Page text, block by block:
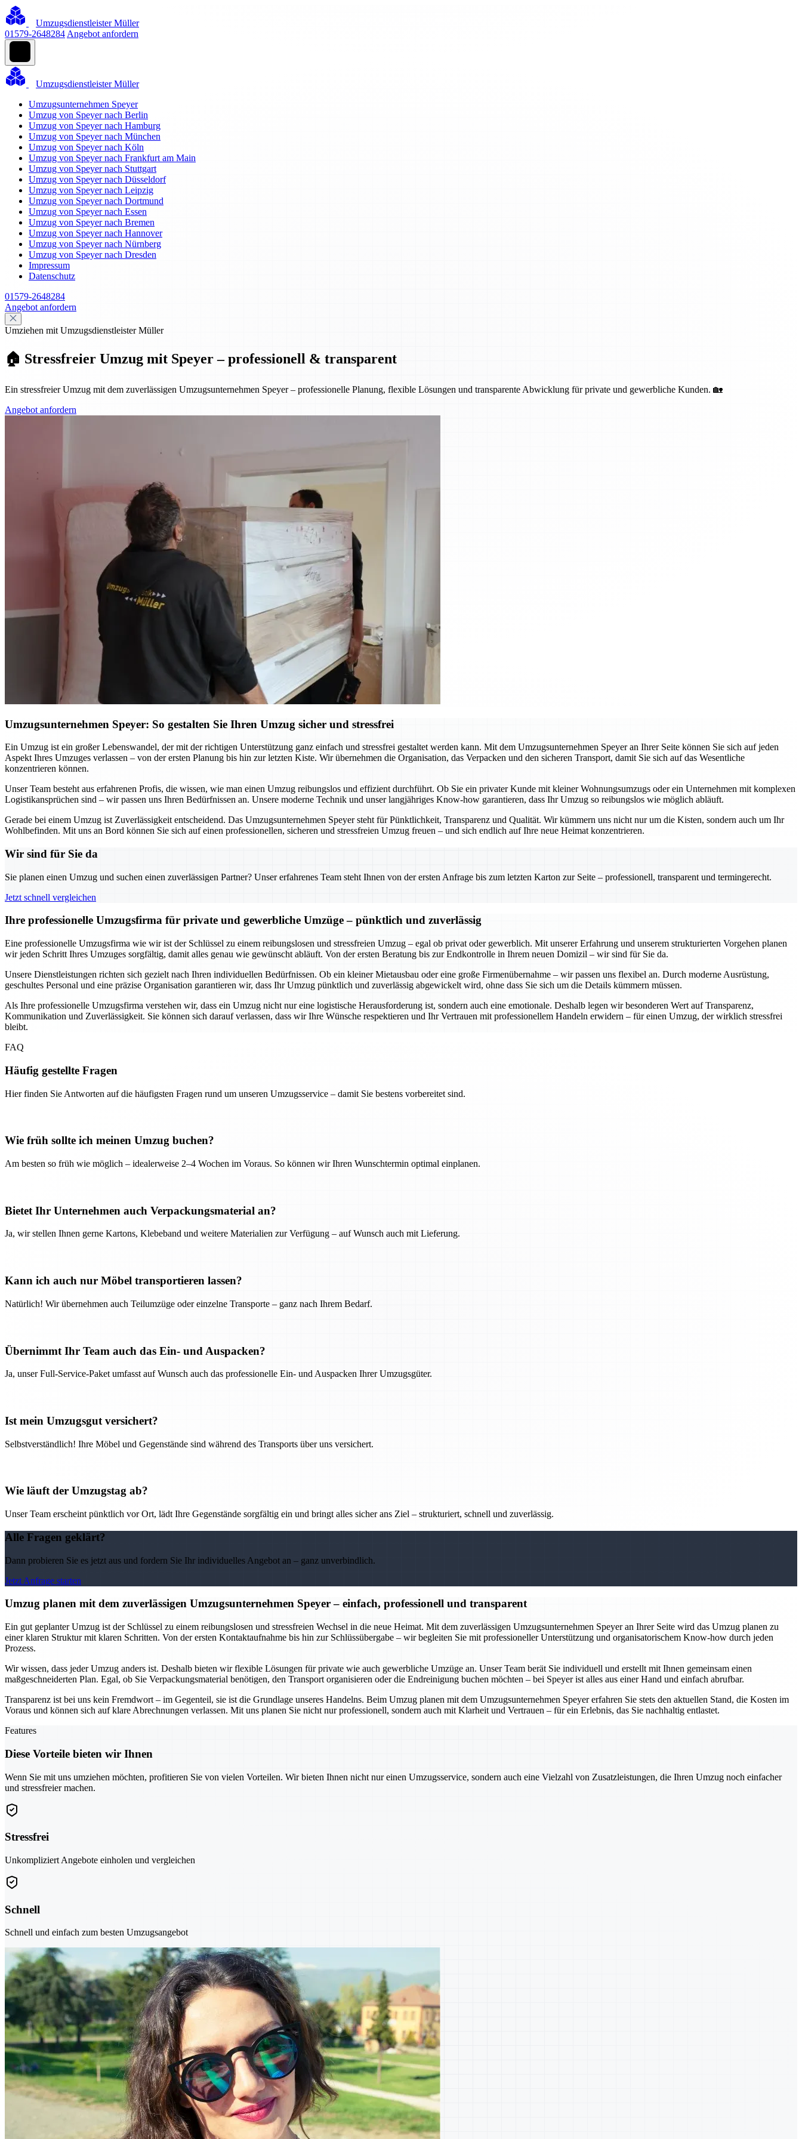
Umzugsdienstleister Müller
01579-2648284 Angebot anfordern
Umzugsdienstleister Müller
Umzugsunternehmen Speyer
Umzug von Speyer nach Berlin
Umzug von Speyer nach Hamburg
Umzug von Speyer nach München
Umzug von Speyer nach Köln
Umzug von Speyer nach Frankfurt am Main
Umzug von Speyer nach Stuttgart
Umzug von Speyer nach Düsseldorf
Umzug von Speyer nach Leipzig
Umzug von Speyer nach Dortmund
Umzug von Speyer nach Essen
Umzug von Speyer nach Bremen
Umzug von Speyer nach Hannover
Umzug von Speyer nach Nürnberg
Umzug von Speyer nach Dresden
Impressum
Datenschutz
01579-2648284
Angebot anfordern
Umziehen mit Umzugsdienstleister Müller
🏠 Stressfreier Umzug mit Speyer – professionell & transparent
Ein stressfreier Umzug mit dem zuverlässigen Umzugsunternehmen Speyer – professionelle Planung, flexible Lösungen und transparente Abwicklung für private und gewerbliche Kunden. 🏡
Angebot anfordern
Umzugsunternehmen Speyer: So gestalten Sie Ihren Umzug sicher und stressfrei
Ein Umzug ist ein großer Lebenswandel, der mit der richtigen Unterstützung ganz einfach und stressfrei gestaltet werden kann. Mit dem Umzugsunternehmen Speyer an Ihrer Seite können Sie sich auf jeden
Aspekt Ihres Umzuges verlassen – von der ersten Planung bis hin zur letzten Kiste. Wir übernehmen die Organisation, das Verpacken und den sicheren Transport, damit Sie sich auf das Wesentliche
konzentrieren können.
Unser Team besteht aus erfahrenen Profis, die wissen, wie man einen Umzug reibungslos und effizient durchführt. Ob Sie ein privater Kunde mit kleiner Wohnungsumzugs oder ein Unternehmen mit komplexen
Logistikansprüchen sind – wir passen uns Ihren Bedürfnissen an. Unsere moderne Technik und unser langjähriges Know-how garantieren, dass Ihr Umzug so reibungslos wie möglich abläuft.
Gerade bei einem Umzug ist Zuverlässigkeit entscheidend. Das Umzugsunternehmen Speyer steht für Pünktlichkeit, Transparenz und Qualität. Wir kümmern uns nicht nur um die Kisten, sondern auch um Ihr
Wohlbefinden. Mit uns an Bord können Sie sich auf einen professionellen, sicheren und stressfreien Umzug freuen – und sich endlich auf Ihre neue Heimat konzentrieren.
Wir sind für Sie da
Sie planen einen Umzug und suchen einen zuverlässigen Partner? Unser erfahrenes Team steht Ihnen von der ersten Anfrage bis zum letzten Karton zur Seite – professionell, transparent und termingerecht.
Jetzt schnell vergleichen
Ihre professionelle Umzugsfirma für private und gewerbliche Umzüge – pünktlich und zuverlässig
Eine professionelle Umzugsfirma wie wir ist der Schlüssel zu einem reibungslosen und stressfreien Umzug – egal ob privat oder gewerblich. Mit unserer Erfahrung und unserem strukturierten Vorgehen planen
wir jeden Schritt Ihres Umzuges sorgfältig, damit alles genau wie gewünscht abläuft. Von der ersten Beratung bis zur Endkontrolle in Ihrem neuen Domizil – wir sind für Sie da.
Unsere Dienstleistungen richten sich gezielt nach Ihren individuellen Bedürfnissen. Ob ein kleiner Mietausbau oder eine große Firmenübernahme – wir passen uns flexibel an. Durch moderne Ausrüstung,
geschultes Personal und eine präzise Organisation garantieren wir, dass Ihr Umzug pünktlich und zuverlässig abgewickelt wird, ohne dass Sie sich um die Details kümmern müssen.
Als Ihre professionelle Umzugsfirma verstehen wir, dass ein Umzug nicht nur eine logistische Herausforderung ist, sondern auch eine emotionale. Deshalb legen wir besonderen Wert auf Transparenz,
Kommunikation und Zuverlässigkeit. Sie können sich darauf verlassen, dass wir Ihre Wünsche respektieren und Ihr Vertrauen mit professionellem Handeln erwidern – für einen Umzug, der wirklich stressfrei
bleibt.
FAQ
Häufig gestellte Fragen
Hier finden Sie Antworten auf die häufigsten Fragen rund um unseren Umzugsservice – damit Sie bestens vorbereitet sind.
Wie früh sollte ich meinen Umzug buchen?
Am besten so früh wie möglich – idealerweise 2–4 Wochen im Voraus. So können wir Ihren Wunschtermin optimal einplanen.
Bietet Ihr Unternehmen auch Verpackungsmaterial an?
Ja, wir stellen Ihnen gerne Kartons, Klebeband und weitere Materialien zur Verfügung – auf Wunsch auch mit Lieferung.
Kann ich auch nur Möbel transportieren lassen?
Natürlich! Wir übernehmen auch Teilumzüge oder einzelne Transporte – ganz nach Ihrem Bedarf.
Übernimmt Ihr Team auch das Ein- und Auspacken?
Ja, unser Full-Service-Paket umfasst auf Wunsch auch das professionelle Ein- und Auspacken Ihrer Umzugsgüter.
Ist mein Umzugsgut versichert?
Selbstverständlich! Ihre Möbel und Gegenstände sind während des Transports über uns versichert.
Wie läuft der Umzugstag ab?
Unser Team erscheint pünktlich vor Ort, lädt Ihre Gegenstände sorgfältig ein und bringt alles sicher ans Ziel – strukturiert, schnell und zuverlässig.
Alle Fragen geklärt?
Dann probieren Sie es jetzt aus und fordern Sie Ihr individuelles Angebot an – ganz unverbindlich.
Jetzt Anfrage starten
Umzug planen mit dem zuverlässigen Umzugsunternehmen Speyer – einfach, professionell und transparent
Ein gut geplanter Umzug ist der Schlüssel zu einem reibungslosen und stressfreien Wechsel in die neue Heimat. Mit dem zuverlässigen Umzugsunternehmen Speyer an Ihrer Seite wird das Umzug planen zu
einer klaren Struktur mit klaren Schritten. Von der ersten Kontaktaufnahme bis hin zur Schlüssübergabe – wir begleiten Sie mit professioneller Unterstützung und organisatorischem Know-how durch jeden
Prozess.
Wir wissen, dass jeder Umzug anders ist. Deshalb bieten wir flexible Lösungen für private wie auch gewerbliche Umzüge an. Unser Team berät Sie individuell und erstellt mit Ihnen gemeinsam einen
maßgeschneiderten Plan. Egal, ob Sie Verpackungsmaterial benötigen, den Transport organisieren oder die Endreinigung buchen möchten – bei Speyer ist alles aus einer Hand und einfach abrufbar.
Transparenz ist bei uns kein Fremdwort – im Gegenteil, sie ist die Grundlage unseres Handelns. Beim Umzug planen mit dem Umzugsunternehmen Speyer erfahren Sie stets den aktuellen Stand, die Kosten im
Voraus und können sich auf klare Abrechnungen verlassen. Mit uns planen Sie nicht nur professionell, sondern auch mit Klarheit und Vertrauen – für ein Erlebnis, das Sie nachhaltig entlastet.
Features
Diese Vorteile bieten wir Ihnen
Wenn Sie mit uns umziehen möchten, profitieren Sie von vielen Vorteilen. Wir bieten Ihnen nicht nur einen Umzugsservice, sondern auch eine Vielzahl von Zusatzleistungen, die Ihren Umzug noch einfacher
und stressfreier machen.
Stressfrei
Unkompliziert Angebote einholen und vergleichen
Schnell
Schnell und einfach zum besten Umzugsangebot